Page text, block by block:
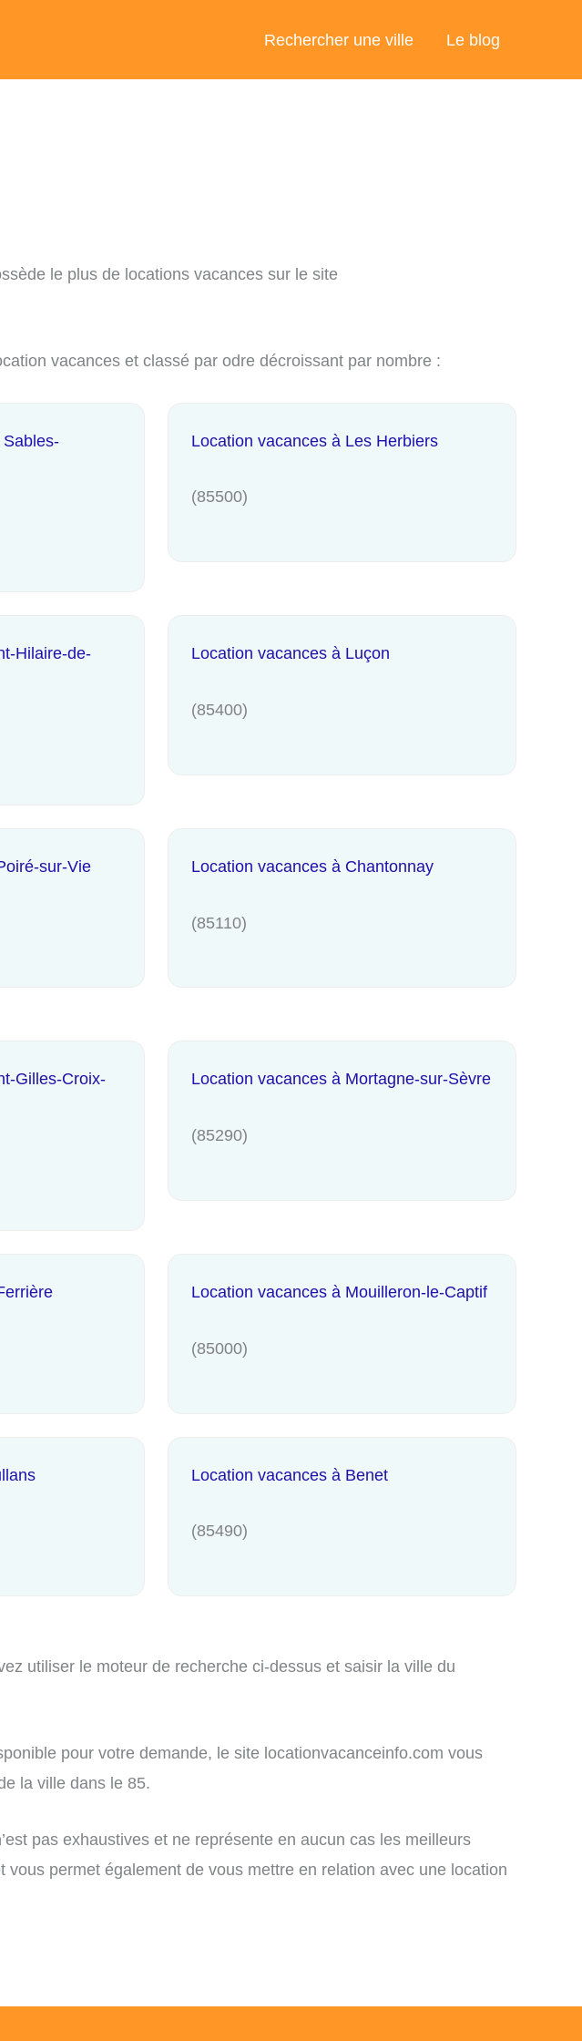
Rechercher une ville Le blog
le plus de locations vacances sur le site
vacances et classé par odre décroissant par nombre :
Location vacances à Les Herbiers
(85500)
Hilaire-de-
Location vacances à Luçon
(85400)
sur-Vie Location vacances à Chantonnay
(85110)
Gilles-Croix-
Location vacances à Mortagne-sur-Sèvre
(85290)
Location vacances à Mouilleron-le-Captif
(85000)
Location vacances à Benet
(85490)
utiliser le moteur de recherche ci-dessus et saisir la ville du
pour votre demande, le site locationvacanceinfo.com vous
la ville dans le 85.
pas exhaustives et ne représente en aucun cas les meilleurs
permet également de vous mettre en relation avec une location